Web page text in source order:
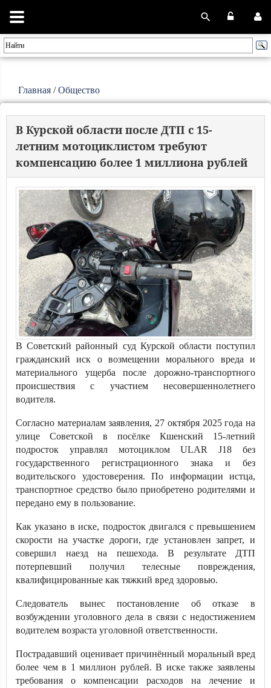
Главная /Общество
В Курской области после ДТП с 15-
летним мотоциклистом требуют
компенсацию более 1 миллиона рублей
В Советский районный суд Курской области поступил
гражданский иск о возмещении морального вреда и
материального ущерба после дорожно-транспортного
происшествия с участием несовершеннолетнего
водителя.
Согласно материалам заявления, 27 октября 2025 года на
улице Советской в посёлке Кшенский 15-летний
подросток управлял мотоциклом ULAR J18 без
государственного регистрационного знака и без
водительского удостоверения. По информации истца,
транспортное средство было приобретено родителями и
передано ему в пользование.
Как указано в иске, подросток двигался с превышением
скорости на участке дороги, где установлен запрет, и
совершил наезд на пешехода. В результате ДТП
потерпевший получил телесные повреждения,
квалифицированные как тяжкий вред здоровью.
Следователь вынес постановление об отказе в
возбуждении уголовного дела в связи с недостижением
водителем возраста уголовной ответственности.
Пострадавший оценивает причинённый моральный вред
более чем в 1 миллион рублей. В иске также заявлены
требования о компенсации расходов на лечение и